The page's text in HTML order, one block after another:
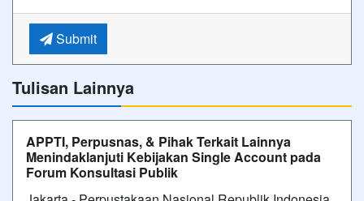
Submit
Tulisan Lainnya
APPTI, Perpusnas, & Pihak Terkait Lainnya
Menindaklanjuti Kebijakan Single Account pada
Forum Konsultasi Publik